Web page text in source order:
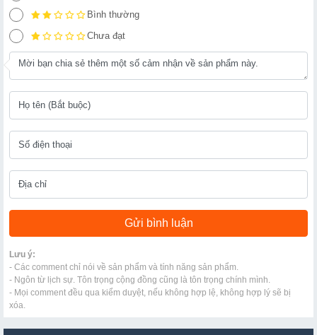
Bình thường
Chưa đạt
Lưu ý:
- Các comment chỉ nói về sản phẩm và tính năng sản phẩm.
- Ngôn từ lịch sự. Tôn trọng cộng đồng cũng là tôn trọng chính mình.
- Mọi comment đều qua kiểm duyệt, nếu không hợp lệ, không hợp lý sẽ bị
xóa.